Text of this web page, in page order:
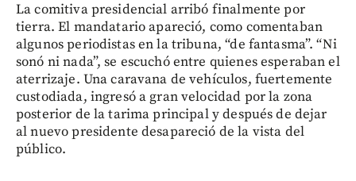
La comitiva presidencial arribó finalmente por
tierra. El mandatario apareció, como comentaban
algunos periodistas en la tribuna, “de fantasma”. “Ni
sonó ni nada”, se escuchó entre quienes esperaban el
aterrizaje. Una caravana de vehículos, fuertemente
custodiada, ingresó a gran velocidad por la zona
posterior de la tarima principal y después de dejar
al nuevo presidente desapareció de la vista del
público.